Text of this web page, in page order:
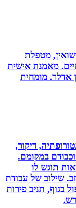
מטפלת
מאמנת אישית
מומחית
דיקור,
במקומם.
לו
של עבודת
תניב פירות